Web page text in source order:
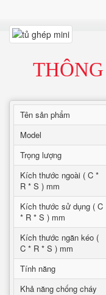
Tên sản phẩm
Model
Trọng lượng
Kích thước ngoài ( C *
R * S ) mm
Kích thước sử dụng ( C
* R * S ) mm
Kích thước ngăn kéo (
C * R * S ) mm
Tính năng
Khả năng chống cháy